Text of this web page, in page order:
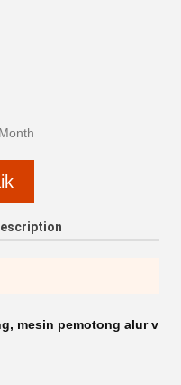
, mesin pemotong alur v